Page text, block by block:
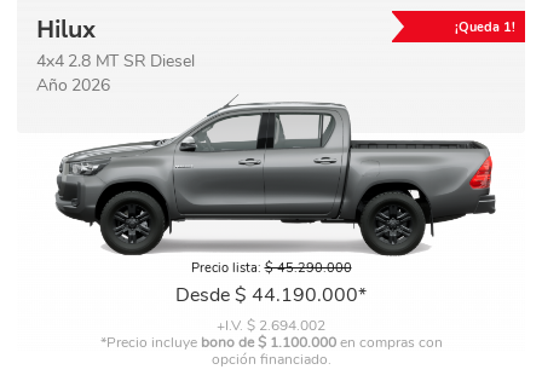
Hilux
4x4 2.8 MT SR Diesel
Año 2026
Precio
base
Precio lista:$ 45.290.000
Precio
Desde $ 44.190.000*
+I.V. $ 2.694.002
*Precio incluye bono de $ 1.100.000en compras con
opción financiado.
¡Queda 1!